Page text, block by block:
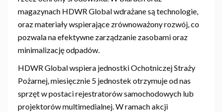
magazynach HDWR Global wdrażane są technologie,
oraz materiały wspierające zrównoważony rozwój, co
pozwala na efektywne zarządzanie zasobami oraz
minimalizację odpadów.
HDWR Global wspiera jednostki Ochotniczej Straży
Pożarnej, miesięcznie 5 jednostek otrzymuje od nas
sprzęt w postaci rejestratorów samochodowych lub
projektorów multimedialnej. W ramach akcji